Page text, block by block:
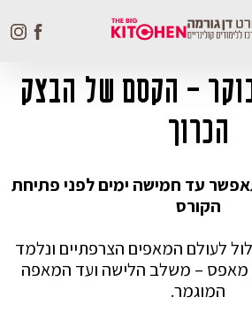
– הקסם של הבצק
הכרוך
עד חמישה ימים לפני פתיחת
הקורס
לעולם המאפים הצרפתיים ונלמד
מאפס – משלב הלישה ועד המאפה
המוגמר.